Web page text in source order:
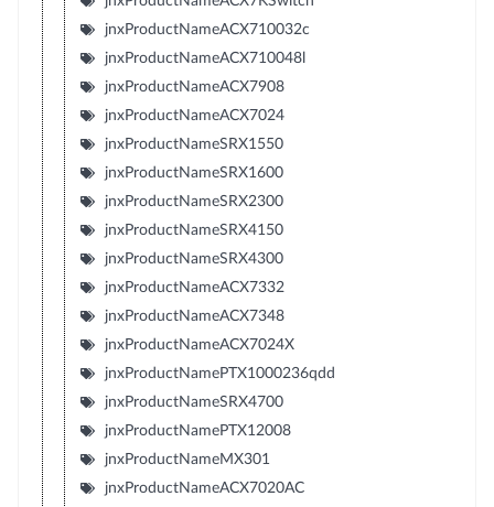
jnxProductNameACX710032c
jnxProductNameACX710048l
jnxProductNameACX7908
jnxProductNameACX7024
jnxProductNameSRX1550
jnxProductNameSRX1600
jnxProductNameSRX2300
jnxProductNameSRX4150
jnxProductNameSRX4300
jnxProductNameACX7332
jnxProductNameACX7348
jnxProductNameACX7024X
jnxProductNamePTX1000236qdd
jnxProductNameSRX4700
jnxProductNamePTX12008
jnxProductNameMX301
jnxProductNameACX7020AC